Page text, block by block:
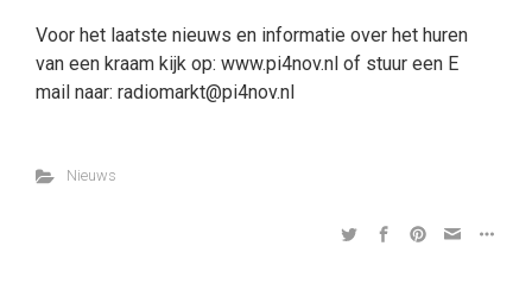
Voor het laatste nieuws en informatie over het huren
van een kraam kijk op: www.pi4nov.nl of stuur een E
mail naar: radiomarkt@pi4nov.nl
Nieuws